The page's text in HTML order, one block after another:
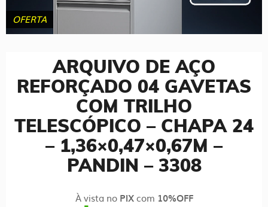
OFERTA
ARQUIVO DE AÇO
REFORÇADO 04 GAVETAS
COM TRILHO
TELESCÓPICO – CHAPA 24
– 1,36×0,47×0,67M –
PANDIN – 3308
À vista no PIXcom 10%OFF